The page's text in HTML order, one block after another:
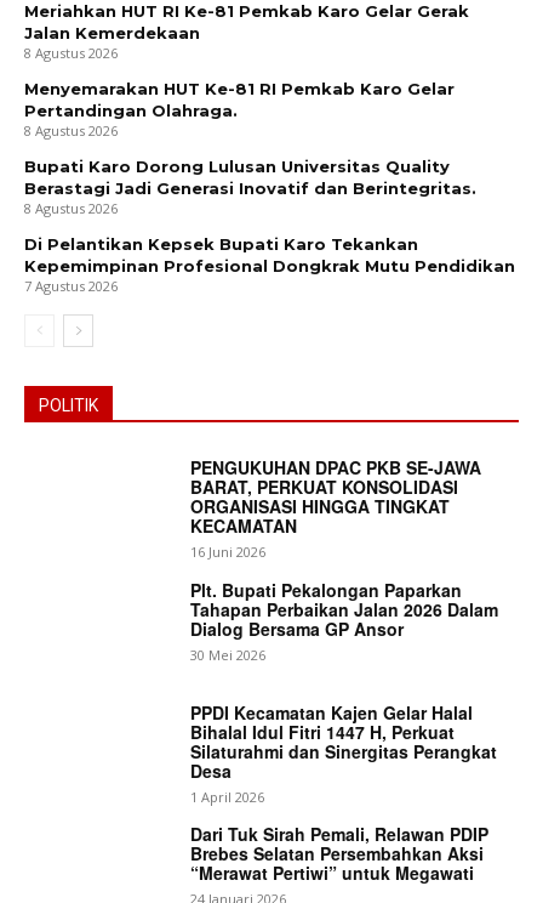
News Week
Magazine PRO
Meriahkan HUT RI Ke-81 Pemkab Karo Gelar Gerak
Jalan Kemerdekaan
8 Agustus 2026
Menyemarakan HUT Ke-81 RI Pemkab Karo Gelar
Pertandingan Olahraga.
8 Agustus 2026
Bupati Karo Dorong Lulusan Universitas Quality
Berastagi Jadi Generasi Inovatif dan Berintegritas.
8 Agustus 2026
Di Pelantikan Kepsek Bupati Karo Tekankan
Kepemimpinan Profesional Dongkrak Mutu Pendidikan
7 Agustus 2026
POLITIK
PENGUKUHAN DPAC PKB SE-JAWA
BARAT, PERKUAT KONSOLIDASI
ORGANISASI HINGGA TINGKAT
KECAMATAN
16 Juni 2026
Plt. Bupati Pekalongan Paparkan
Tahapan Perbaikan Jalan 2026 Dalam
Dialog Bersama GP Ansor
30 Mei 2026
PPDI Kecamatan Kajen Gelar Halal
Bihalal Idul Fitri 1447 H, Perkuat
Silaturahmi dan Sinergitas Perangkat
Desa
1 April 2026
Dari Tuk Sirah Pemali, Relawan PDIP
Brebes Selatan Persembahkan Aksi
“Merawat Pertiwi” untuk Megawati
24 Januari 2026